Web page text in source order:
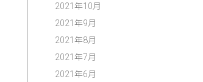
2021年10月
2021年9月
2021年8月
2021年7月
2021年6月